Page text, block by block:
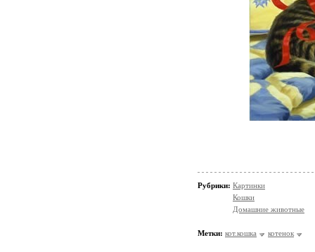
Рубрики: Картинки
Кошки
Домашние животные
Метки: кот.кошка котенок